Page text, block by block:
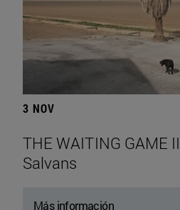
3 NOV
THE WAITING GAME
Salvans
Más información